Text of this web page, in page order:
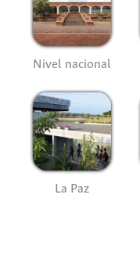
Nivel nacional
La Paz